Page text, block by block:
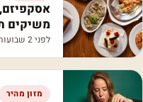
אסקפיזם,
משיקים
לפני 2 שבועות
מזון מהיר